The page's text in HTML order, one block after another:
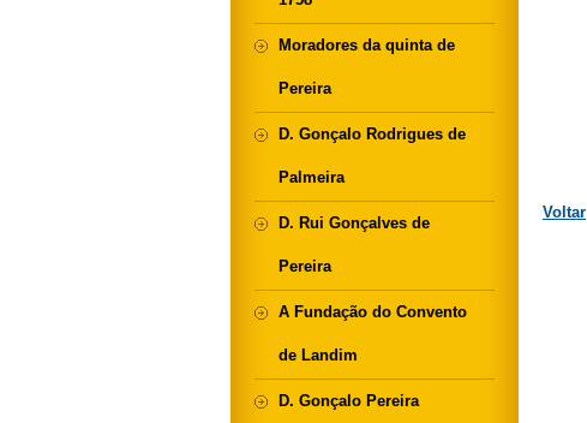
Voltar
Moradores da quinta de
Pereira
D. Gonçalo Rodrigues de
Palmeira
D. Rui Gonçalves de
Pereira
A Fundação do Convento
de Landim
D. Gonçalo Pereira